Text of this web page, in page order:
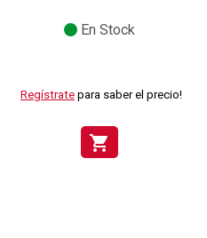
En Stock
Regístrate para saber el precio!
shopping_cart